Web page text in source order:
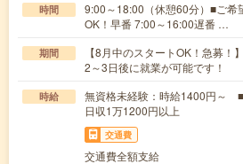
時間
9:00～18:00（休憩60分）■ご希
OK！早番 7:00～16:00遅番 …
期間
【8月中のスタートOK！急募
2～3日後に就業が可能です！
時給
無資格未経験：時給1400円
日収1万1200円以上
交通費
交通費全額支給